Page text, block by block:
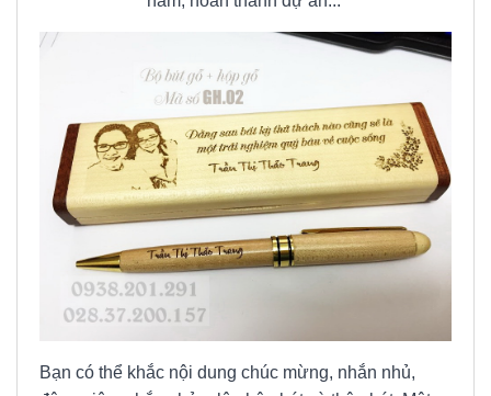
Bạn có thể khắc nội dung chúc mừng, nhắn nhủ,